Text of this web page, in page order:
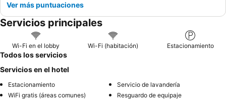
Ver más puntuaciones
Servicios principales
Wi-Fi en el lobby Wi-Fi (habitación) Estacionamiento
Todos los servicios
Servicios en el hotel
Estacionamiento
Servicio de lavandería
WiFi gratis (áreas comunes)
Resguardo de equipaje